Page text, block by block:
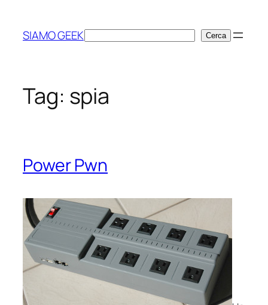
contenuto
SIAMO GEEKCerca Cerca
Tag: spia
Power Pwn